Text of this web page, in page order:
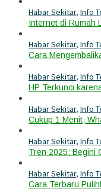
Habar Sekitar, Info
Internet di Rumah
Habar Sekitar, Info
Cara
Habar Sekitar, Info
HP Terkunci
Habar Sekitar, Info
Cukup 1 Menit,
Habar Sekitar, Info
Tren 2025: Begini
Habar Sekitar, Info
Cara Terbaru